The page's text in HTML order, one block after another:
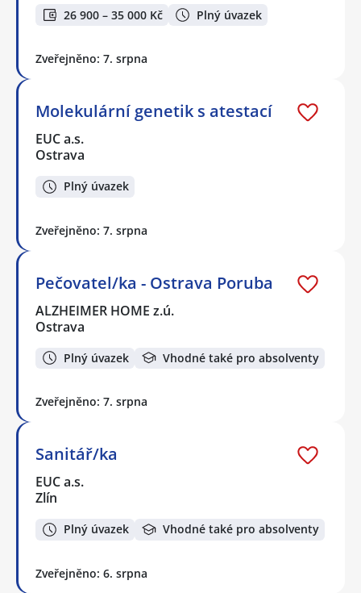
26 900 – 35 000 Kč Plný úvazek
Zveřejněno: 7. srpna
Molekulární genetik s atestací
EUC a.s.
Ostrava
Plný úvazek
Zveřejněno: 7. srpna
Pečovatel/ka - Ostrava Poruba
ALZHEIMER HOME z.ú.
Ostrava
Plný úvazek Vhodné také pro absolventy
Zveřejněno: 7. srpna
Sanitář/ka
EUC a.s.
Zlín
Plný úvazek Vhodné také pro absolventy
Zveřejněno: 6. srpna